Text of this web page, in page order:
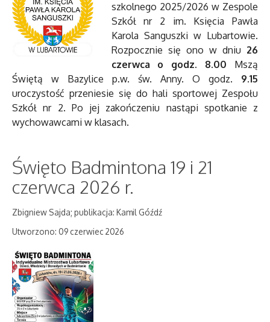
szkolnego 2025/2026 w Zespole
Szkół nr 2 im. Księcia Pawła
Karola Sanguszki w Lubartowie.
Rozpocznie się ono w dniu 26
czerwca o godz. 8.00 Mszą
Świętą w Bazylice p.w. św. Anny. O godz. 9.15
uroczystość przeniesie się do hali sportowej Zespołu
Szkół nr 2. Po jej zakończeniu nastąpi spotkanie z
wychowawcami w klasach.
Święto Badmintona 19 i 21
czerwca 2026 r.
Zbigniew Sajda; publikacja: Kamil Góźdź
Utworzono: 09 czerwiec 2026